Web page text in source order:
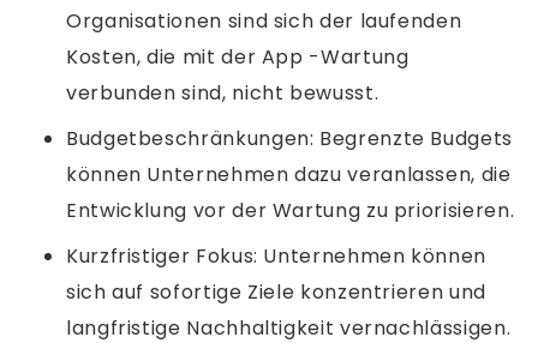
Organisationen sind sich der laufenden
Kosten, die mit der App -Wartung
verbunden sind, nicht bewusst.
Budgetbeschränkungen: Begrenzte Budgets
können Unternehmen dazu veranlassen, die
Entwicklung vor der Wartung zu priorisieren.
Kurzfristiger Fokus: Unternehmen können
sich auf sofortige Ziele konzentrieren und
langfristige Nachhaltigkeit vernachlässigen.